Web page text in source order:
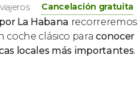
Cancelación gratuita
La Habana recorreremos
coche clásico paraconocer
locales más importantes.